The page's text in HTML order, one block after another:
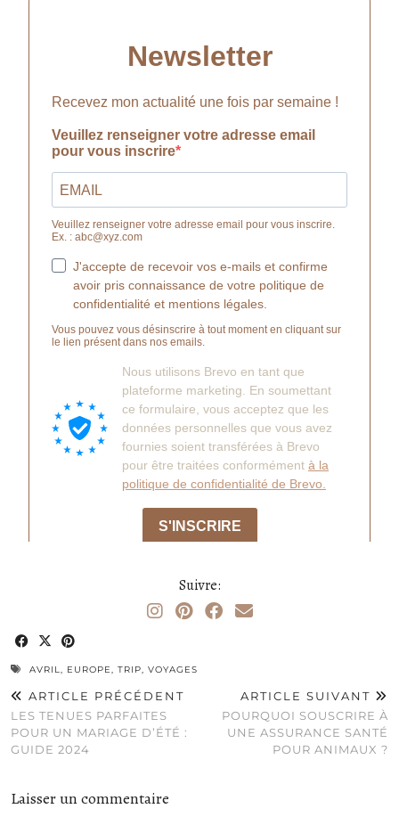
Suivre:
AVRIL, EUROPE, TRIP, VOYAGES
ARTICLE PRÉCÉDENT
LES TENUES PARFAITES
POUR UN MARIAGE D’ÉTÉ :
GUIDE 2024
ARTICLE SUIVANT
POURQUOI SOUSCRIRE À
UNE ASSURANCE SANTÉ
POUR ANIMAUX ?
Laisser un commentaire